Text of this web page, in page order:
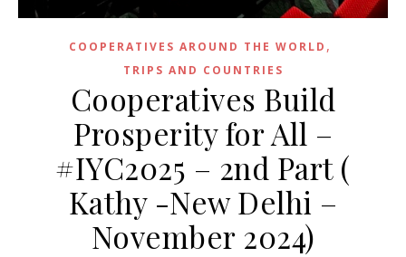
COOPERATIVES AROUND THE WORLD ,
TRIPS AND COUNTRIES
Cooperatives Build
Prosperity for All –
#IYC2025 – 2nd Part (
Kathy -New Delhi –
November 2024)